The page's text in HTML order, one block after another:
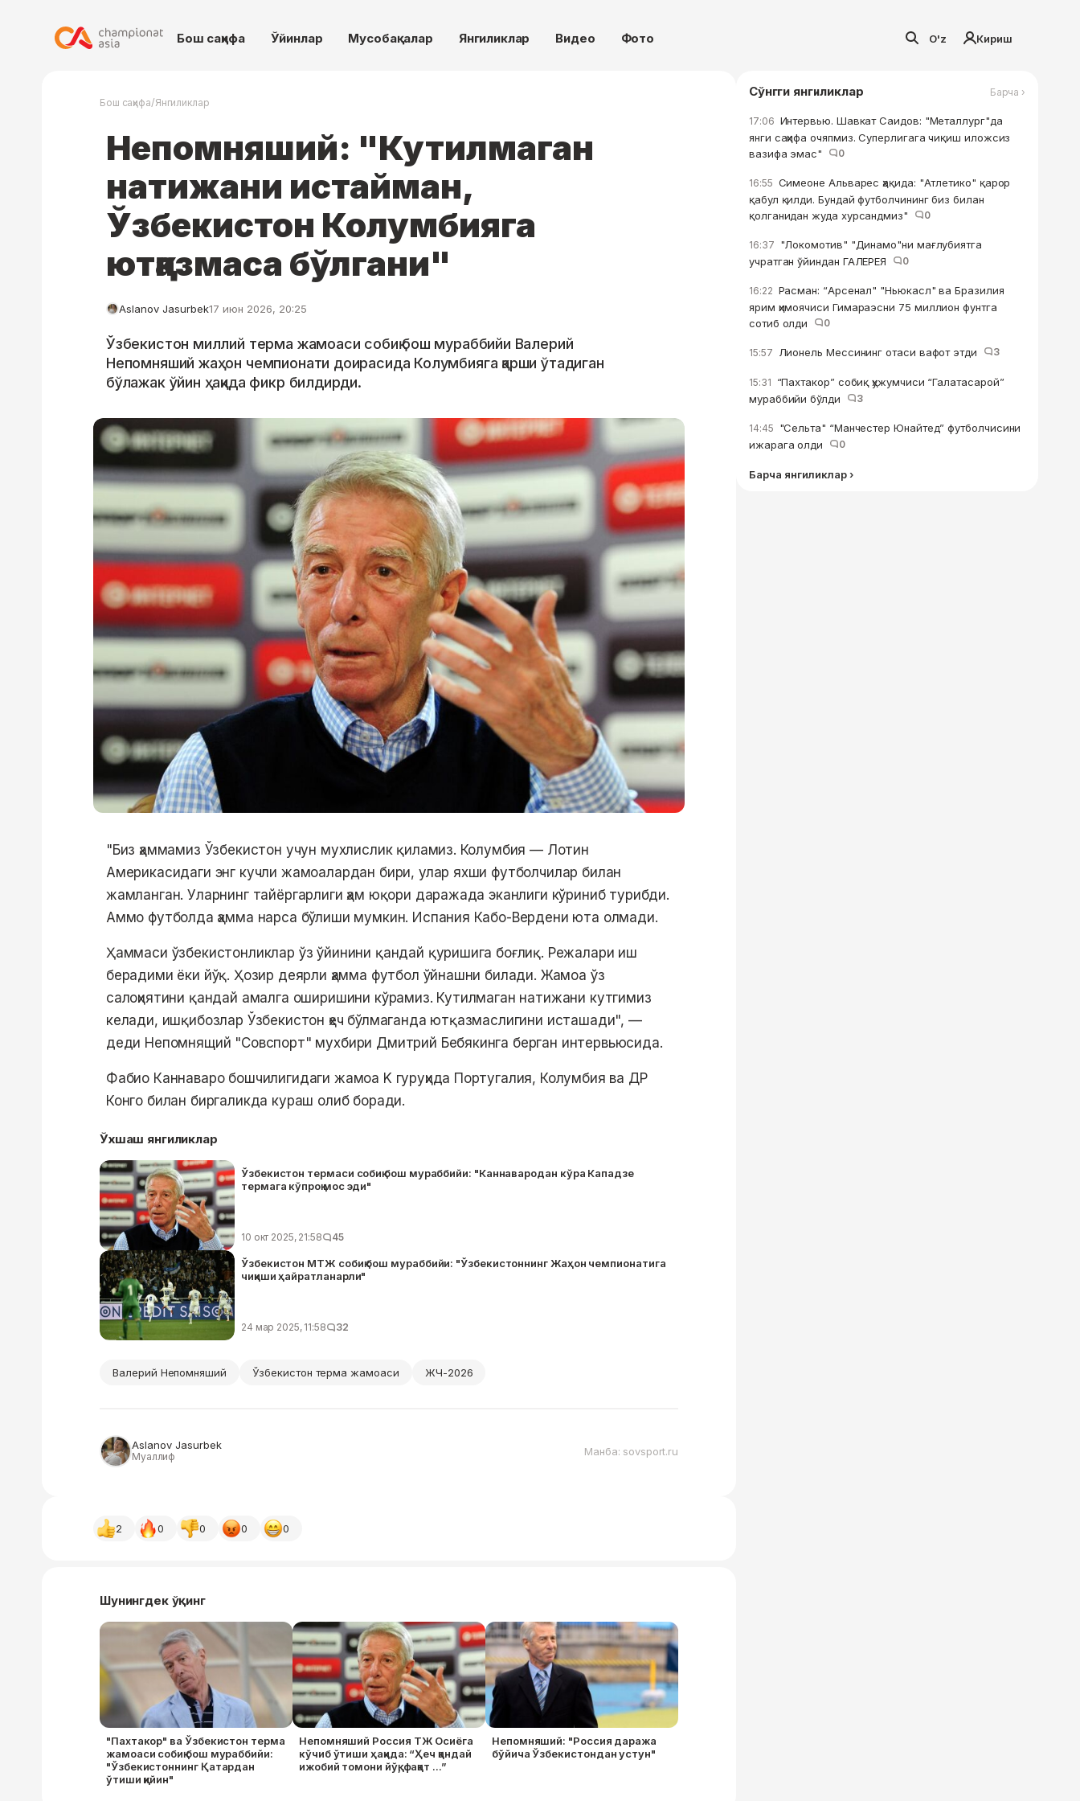
Бош саҳифа Ўйинлар Мусобақалар Янгиликлар Видео Фото O'z Кириш
Бош саҳифа/Янгиликлар
Непомняший: "Кутилмаган
натижани истайман,
Ўзбекистон Колумбияга
ютқазмаса бўлгани"
Aslanov Jasurbek17 июн 2026, 20:25
Ўзбекистон миллий терма жамоаси собиқ бош мураббийи Валерий
Непомняший жаҳон чемпионати доирасида Колумбияга қарши ўтадиган
бўлажак ўйин ҳақида фикр билдирди.
"Биз ҳаммамиз Ўзбекистон учун мухлислик қиламиз. Колумбия — Лотин
Америкасидаги энг кучли жамоалардан бири, улар яхши футболчилар билан
жамланган. Уларнинг тайёргарлиги ҳам юқори даражада эканлиги кўриниб турибди.
Аммо футболда ҳамма нарса бўлиши мумкин. Испания Кабо-Вердени юта олмади.
Ҳаммаси ўзбекистонликлар ўз ўйинини қандай қуришига боғлиқ. Режалари иш
берадими ёки йўқ. Ҳозир деярли ҳамма футбол ўйнашни билади. Жамоа ўз
салоҳиятини қандай амалга оширишини кўрамиз. Кутилмаган натижани кутгимиз
келади, ишқибозлар Ўзбекистон ҳеч бўлмаганда ютқазмаслигини исташади", —
деди Непомнящий "Совспорт" мухбири Дмитрий Бебякинга берган интервьюсида.
Фабио Каннаваро бошчилигидаги жамоа K гуруҳида Португалия, Колумбия ва ДР
Конго билан биргаликда кураш олиб боради.
Ўхшаш янгиликлар
Ўзбекистон термаси собиқ бош мураббийи: "Каннавародан кўра Кападзе
термага кўпроқ мос эди"
10 окт 2025, 21:58 45
Ўзбекистон МТЖ собиқ бош мураббийи: "Ўзбекистоннинг Жаҳон чемпионатига
чиқиши ҳайратланарли"
24 мар 2025, 11:58 32
Валерий Непомняший Ўзбекистон терма жамоаси ЖЧ-2026
Aslanov Jasurbek
Муаллиф Манба: sovsport.ru
2 0 0 0 0
Шунингдек ўқинг
"Пахтакор" ва Ўзбекистон терма
жамоаси собиқ бош мураббийи:
"Ўзбекистоннинг Қатардан
ўтиши қийин"
Непомняший Россия ТЖ Осиёга
кўчиб ўтиши ҳақида: “Ҳеч қандай
ижобий томони йўқ, фақат ...”
Непомняший: "Россия даража
бўйича Ўзбекистондан устун"
Сўнгги янгиликлар Барча ›
17:06 Интервью. Шавкат Саидов: "Металлург"да
янги саҳифа очяпмиз. Суперлигага чиқиш иложсиз
вазифа эмас"
0
16:55 Симеоне Альварес ҳақида: "Атлетико" қарор
қабул қилди. Бундай футболчининг биз билан
қолганидан жуда хурсандмиз"
0
16:37 "Локомотив" "Динамо"ни мағлубиятга
учратган ўйиндан ГАЛЕРЕЯ
0
16:22 Расман: “Арсенал" "Ньюкасл" ва Бразилия
ярим ҳимоячиси Гимараэсни 75 миллион фунтга
сотиб олди
0
15:57 Лионель Мессининг отаси вафот этди 3
15:31 “Пахтакор” собиқ ҳужумчиси “Галатасарой”
мураббийи бўлди
3
14:45 "Сельта" “Манчестер Юнайтед” футболчисини
ижарага олди
0
Барча янгиликлар ›